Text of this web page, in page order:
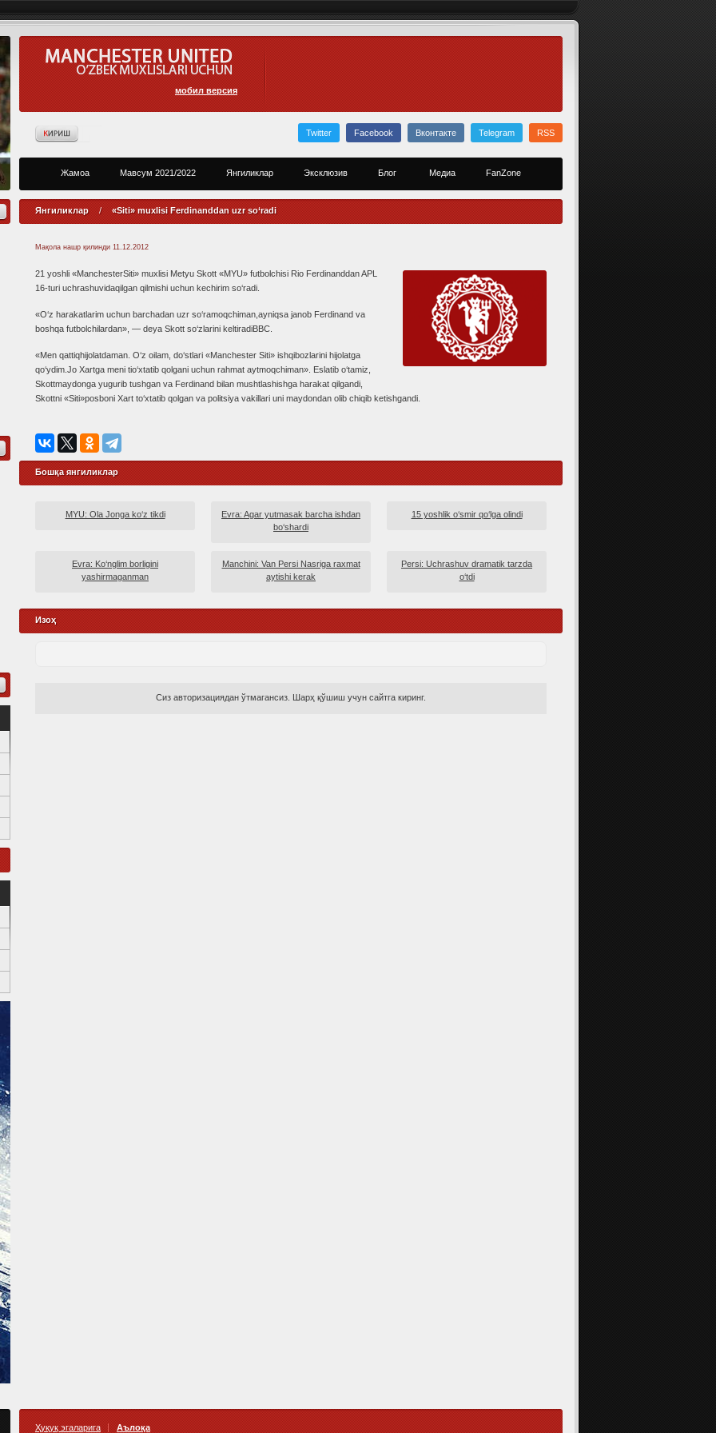
мобил версия
Twitter Facebook Вконтакте Telegram RSS
Жамоа Мавсум 2021/2022 Янгиликлар Эксклюзив Блог Медиа FanZone
Янгиликлар / «Siti» muxlisi Ferdinanddan uzr so‘radi
Мақола нашр қилинди 11.12.2012
21 yoshli «ManchesterSiti» muxlisi Metyu Skott «MYU» futbolchisi Rio Ferdinanddan APL
16-turi uchrashuvidaqilgan qilmishi uchun kechirim so‘radi.
«O‘z harakatlarim uchun barchadan uzr so‘ramoqchiman,ayniqsa janob Ferdinand va
boshqa futbolchilardan», — deya Skott so‘zlarini keltiradiBBC.
«Men qattiqhijolatdaman. O‘z oilam, do‘stlari «Manchester Siti» ishqibozlarini hijolatga
qo‘ydim.Jo Xartga meni tio‘xtatib qolgani uchun rahmat aytmoqchiman». Eslatib o‘tamiz,
Skottmaydonga yugurib tushgan va Ferdinand bilan mushtlashishga harakat qilgandi,
Skottni «Siti»posboni Xart to‘xtatib qolgan va politsiya vakillari uni maydondan olib chiqib ketishgandi.
Бошқа янгиликлар
MYU: Ola Jonga ko‘z tikdi
Evra: Agar yutmasak barcha ishdan
bo‘shardi
15 yoshlik o‘smir qo‘lga olindi
Evra: Ko‘nglim borligini
yashirmaganman
Manchini: Van Persi Nasriga raxmat
aytishi kerak
Persi: Uchrashuv dramatik tarzda
o‘tdi
Изоҳ
Сиз авторизациядан ўтмагансиз. Шарҳ қўшиш учун сайтга киринг.
Ҳуқуқ эгаларига Аълоқа